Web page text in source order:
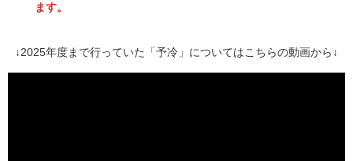
ます。
↓2025年度まで行っていた「予冷」についてはこちらの動画から↓